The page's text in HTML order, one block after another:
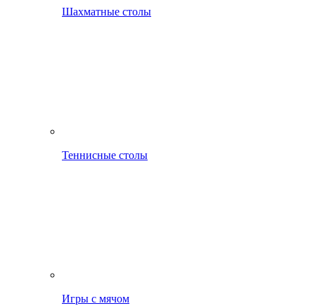
Шахматные столы
Теннисные столы
Игры с мячом